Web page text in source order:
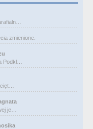
zmienione.
Podkl…
je…